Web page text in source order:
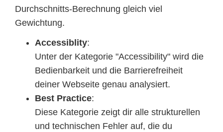
Durchschnitts-Berechnung gleich viel
Gewichtung.
Accessiblity:
Unter der Kategorie "Accessibility" wird die
Bedienbarkeit und die Barrierefreiheit
deiner Webseite genau analysiert.
Best Practice:
Diese Kategorie zeigt dir alle strukturellen
und technischen Fehler auf, die du